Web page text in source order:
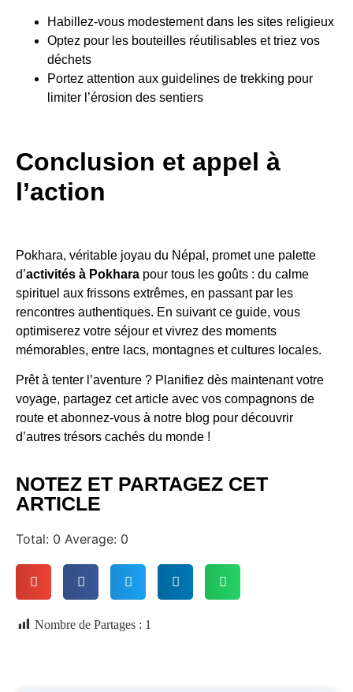
Habillez-vous modestement dans les sites religieux
Optez pour les bouteilles réutilisables et triez vos
déchets
Portez attention aux guidelines de trekking pour
limiter l’érosion des sentiers
Conclusion et appel à
l’action
Pokhara, véritable joyau du Népal, promet une palette
d’activités à Pokhara pour tous les goûts : du calme
spirituel aux frissons extrêmes, en passant par les
rencontres authentiques. En suivant ce guide, vous
optimiserez votre séjour et vivrez des moments
mémorables, entre lacs, montagnes et cultures locales.
Prêt à tenter l’aventure ? Planifiez dès maintenant votre
voyage, partagez cet article avec vos compagnons de
route et abonnez-vous à notre blog pour découvrir
d’autres trésors cachés du monde !
NOTEZ ET PARTAGEZ CET
ARTICLE
Total: 0 Average: 0
Nombre de Partages : 1